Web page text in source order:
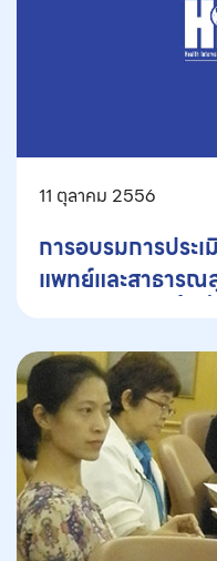
11 ตุลาคม 2556
การอบรมการประ
แพทย์และสาธาร